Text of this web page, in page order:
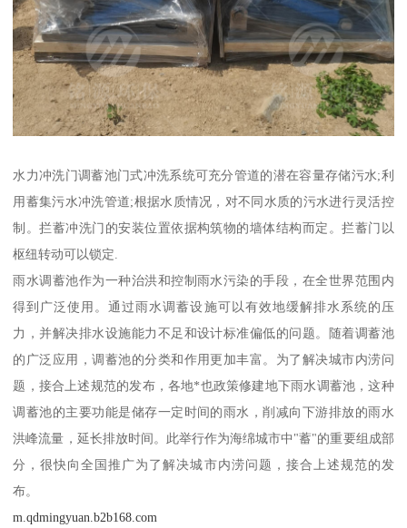
水力冲洗门调蓄池门式冲洗系统可充分管道的潜在容量存储污水;利
用蓄集污水冲洗管道;根据水质情况，对不同水质的污水进行灵活控
制。拦蓄冲洗门的安装位置依据构筑物的墙体结构而定。拦蓄门以
枢纽转动可以锁定.
雨水调蓄池作为一种治洪和控制雨水污染的手段，在全世界范围内
得到广泛使用。通过雨水调蓄设施可以有效地缓解排水系统的压
力，并解决排水设施能力不足和设计标准偏低的问题。随着调蓄池
的广泛应用，调蓄池的分类和作用更加丰富。为了解决城市内涝问
题，接合上述规范的发布，各地*也政策修建地下雨水调蓄池，这种
调蓄池的主要功能是储存一定时间的雨水，削减向下游排放的雨水
洪峰流量，延长排放时间。此举行作为海绵城市中"蓄"的重要组成部
分，很快向全国推广为了解决城市内涝问题，接合上述规范的发
布。
m.qdmingyuan.b2b168.com